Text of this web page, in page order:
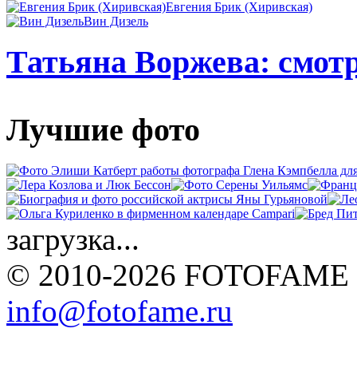
Евгения Брик (Хиривская)
Вин Дизель
Татьяна Воржева:
Лучшие фото
загрузка...
© 2010-2026 FOTOFAME
info@fotofame.ru